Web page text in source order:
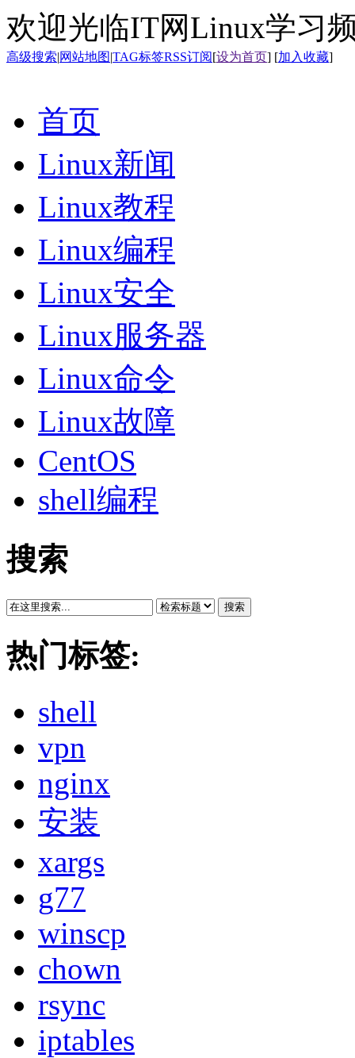
欢迎光临IT网Linux学习
高级搜索|网站地图|TAG标签RSS订阅[设为首页] [加入收藏]
首页
Linux新闻
Linux教程
Linux编程
Linux安全
Linux服务器
Linux命令
Linux故障
CentOS
shell编程
搜索
搜索
热门标签:
shell
vpn
nginx
安装
xargs
g77
winscp
chown
rsync
iptables